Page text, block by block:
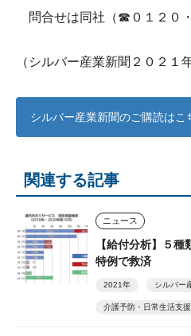
問合せは同社（☎０１２０・
（シルバー産業新聞２０２１
シルバー産業新聞のご購読はこ
関連する記事
ニュース
【給付分析】５
特例で救済
2021年 シルバー
介護予防・日常生活支